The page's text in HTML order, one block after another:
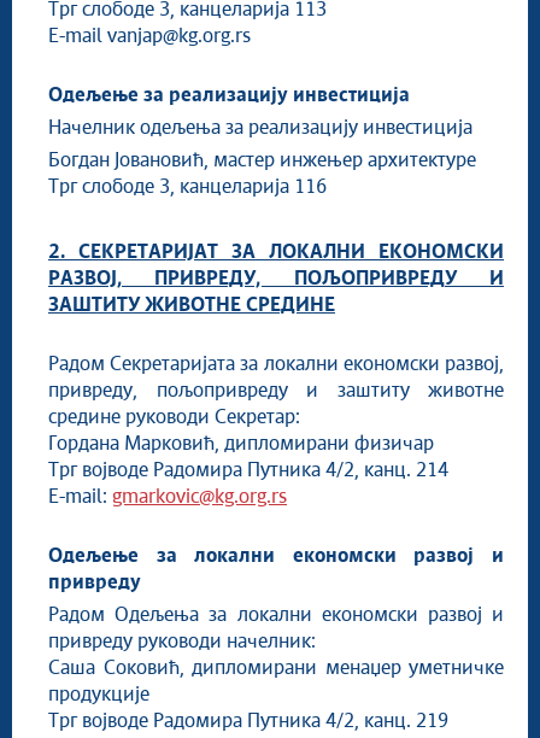
Трг слободе 3, канцеларија 113
E-mail vanjap@kg.org.rs
Одељење за реализацију инвестиција
Начелник одељења за реализацију инвестиција
Богдан Јовановић, мастер инжењер архитектуре
Трг слободе 3, канцеларија 116
2. СЕКРЕТАРИЈАТ ЗА ЛОКАЛНИ ЕКОНОМСКИ
РАЗВОЈ, ПРИВРЕДУ, ПОЉОПРИВРЕДУ И
ЗАШТИТУ ЖИВОТНЕ СРЕДИНЕ
Радом Секретаријата за локални економски развој,
привреду, пољопривреду и заштиту животне
средине руководи Секретар:
Гордана Марковић, дипломирани физичар
Трг војводе Радомира Путника 4/2, канц. 214
E-mail: gmarkovic@kg.org.rs
Одељење за локални економски развој и
привреду
Радом Одељења за локални економски развој и
привреду руководи начелник:
Саша Соковић, дипломирани менаџер уметничке
продукције
Трг војводе Радомира Путника 4/2, канц. 219